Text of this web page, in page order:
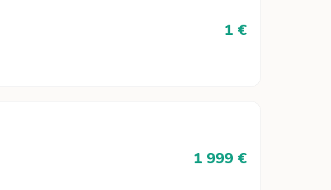
1 €
1 999 €